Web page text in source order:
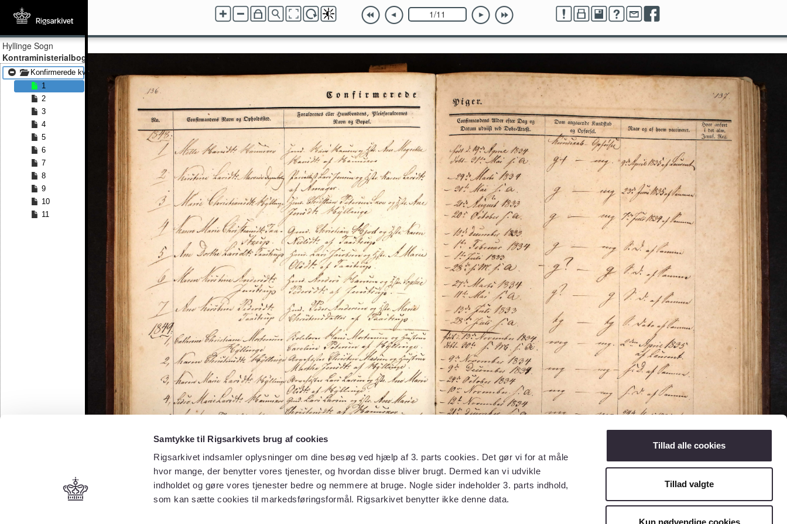
Samtykke til Rigsarkivets brug af cookies
Rigsarkivet indsamler oplysninger om dine besøg ved hjælp af 3. parts cookies. Det gør vi for at måle
hvor mange, der benytter vores tjenester, og hvordan disse bliver brugt. Dermed kan vi udvikle
indholdet og gøre vores tjenester bedre og nemmere at bruge. Nogle sider indeholder 3. parts indhold,
som kan sætte cookies til markedsføringsformål. Rigsarkivet benytter ikke denne data.
Tillad alle cookies
Tillad valgte
Kun nødvendige cookies
Hyllinge Sogn
Kontraministerialbog
Konfirmerede kvinder 1848 - Konfirmerede kvinder 1863
1
2
3
4
5
6
7
8
9
10
11